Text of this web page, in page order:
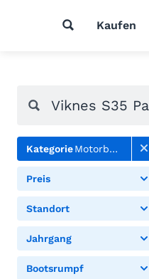
Kaufen
KategorieMotorboote
Preis
Standort
Jahrgang
Bootsrumpf